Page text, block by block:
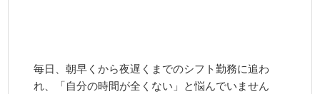
毎日、朝早くから夜遅くまでのシフト勤務に追わ
れ、「自分の時間が全くない」と悩んでいません